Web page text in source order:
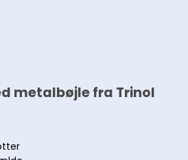
metalbøjle fra Trinol